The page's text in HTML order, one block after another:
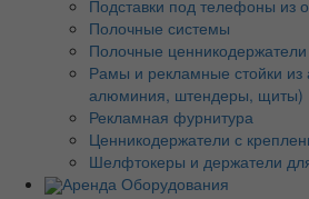
Подставки под телефоны из
Полочные системы
Полочные ценникодержатели
Рамы и рекламные стойки
алюминия, штендеры, щиты)
Рекламная фурнитура
Ценникодержатели с
Шелфтокеры и держатели
Аренда Оборудования